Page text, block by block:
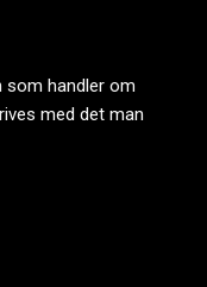
som handler om
med det man